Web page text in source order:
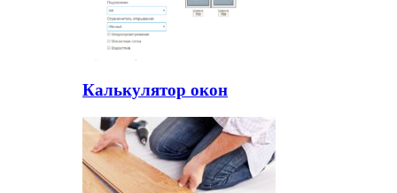
Калькулятор окон